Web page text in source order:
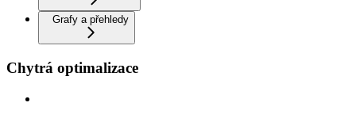
Grafy a přehledy
Chytrá optimalizace